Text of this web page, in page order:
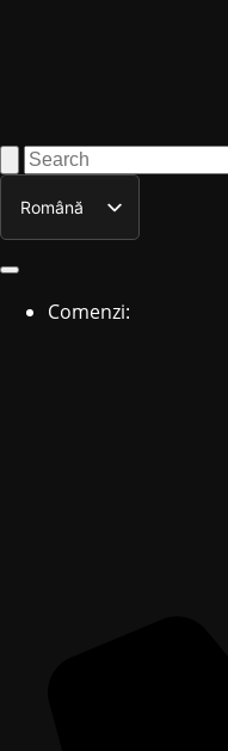
Română
English
Comenzi: